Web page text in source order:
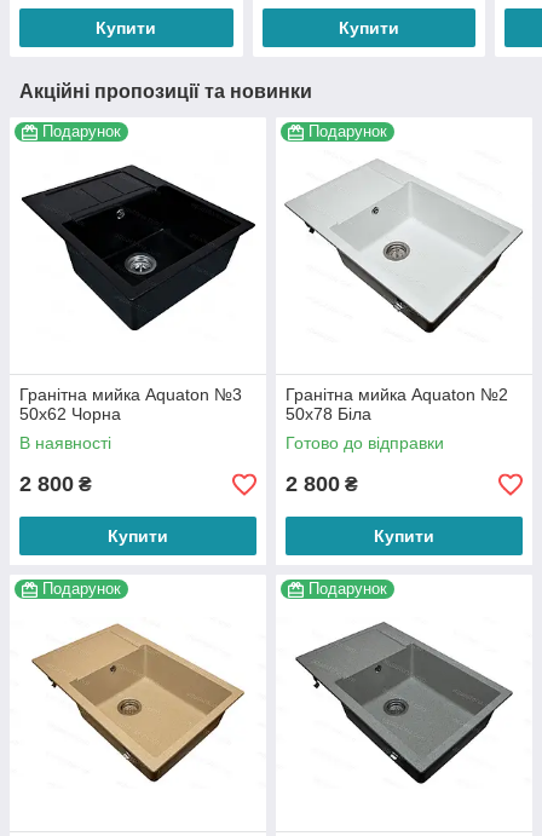
Купити Купити
Акційні пропозиції та новинки
Подарунок
Гранітна мийка Aquaton №3
50х62 Чорна
В наявності
2 800 ₴
Купити
Подарунок
Гранітна мийка Aquaton №2
50х78 Біла
Готово до відправки
2 800 ₴
Купити
Подарунок Подарунок